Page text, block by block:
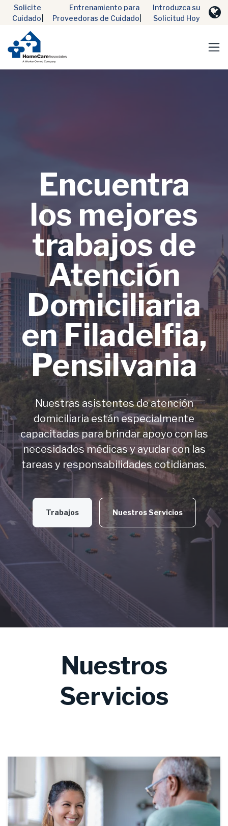
Solicite
Cuidado
Entrenamiento para
Proveedoras de Cuidado
Introduzca su
Solicitud Hoy
Encuentra
los mejores
trabajos de
Atención
Domiciliaria
en Filadelfia,
Pensilvania
Nuestras asistentes de atención
domiciliaria están especialmente
capacitadas para brindar apoyo con las
necesidades médicas y ayudar con las
tareas y responsabilidades cotidianas.
Trabajos Nuestros Servicios
Nuestros
Servicios